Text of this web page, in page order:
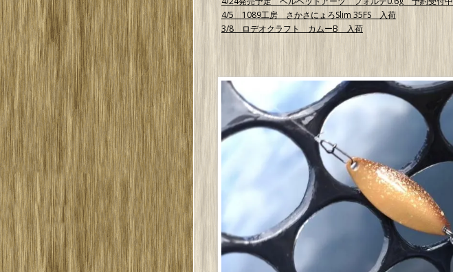
4/5 1089工房 さかさにょろSlim 35FS 入荷
3/8 ロデオクラフト カムーB 入荷